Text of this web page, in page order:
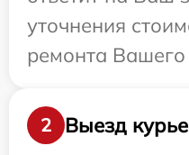
уточнения
ремонта Вашего
2 Выезд